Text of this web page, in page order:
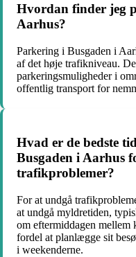
Hvordan finder jeg
Aarhus?
Parkering i Busgaden i
af det høje trafikniveau.
parkeringsmuligheder i
offentlig transport for
Hvad er de bedste
Busgaden i Aarhus
trafikproblemer?
For at undgå
at undgå myldretiden,
om eftermiddagen
fordel at planlægge sit
i weekenderne.